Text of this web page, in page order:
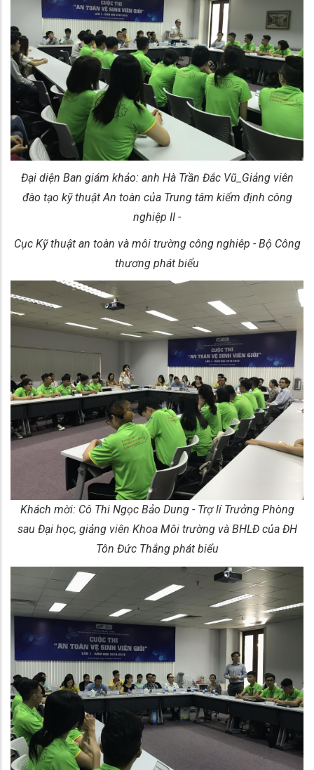
Đại diện Ban giám khảo: anh Hà Trần Đắc Vũ_Giảng viên
đào tạo kỹ thuật An toàn của Trung tâm kiểm định công
nghiệp II -
Cục Kỹ thuật an toàn và môi trường công nghiêp - Bộ Công
thương phát biểu
Khách mời: Cô Thi Ngọc Bảo Dung - Trợ lí Trưởng Phòng
sau Đại học, giảng viên Khoa Môi trường và BHLĐ của ĐH
Tôn Đức Thắng phát biểu